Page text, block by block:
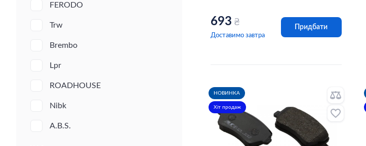
FERODO
Trw
Brembo
Lpr
ROADHOUSE
Nibk
A.B.S.
693 ₴
Доставимо завтра
Придбати
НОВИНКА
Хіт продаж